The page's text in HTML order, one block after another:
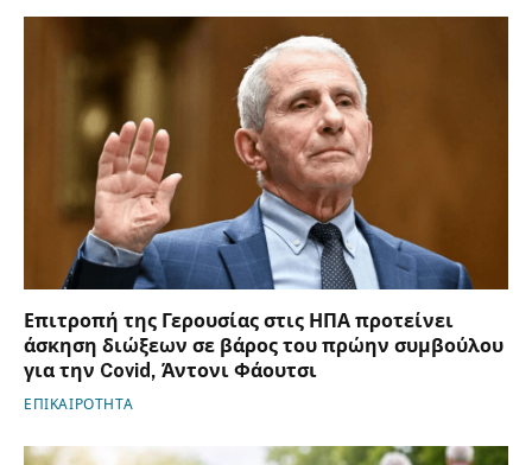
Επιτροπή της Γερουσίας στις ΗΠΑ προτείνει
άσκηση διώξεων σε βάρος του πρώην συμβούλου
για την Covid, Άντονι Φάουτσι
ΕΠΙΚΑΙΡΟΤΗΤΑ